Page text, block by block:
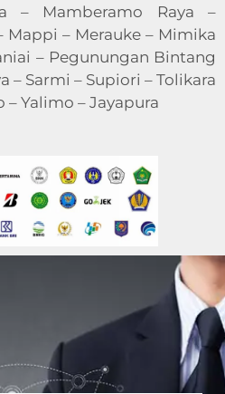
– Mamberamo Raya –
Mappi – Merauke – Mimika
– Pegunungan Bintang
– Sarmi – Supiori – Tolikara
– Yalimo – Jayapura